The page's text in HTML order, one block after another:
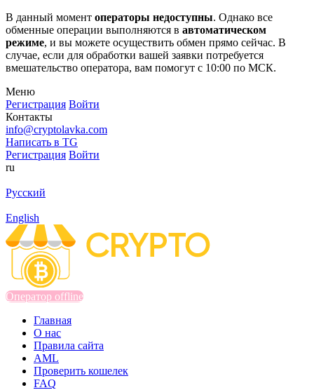
В данный момент операторы недоступны. Однако все
обменные операции выполняются в автоматическом
режиме, и вы можете осуществить обмен прямо сейчас. В
случае, если для обработки вашей заявки потребуется
вмешательство оператора, вам помогут с 10:00 по МСК.
Меню
Регистрация Войти
Контакты
info@cryptolavka.com
Написать в TG
Регистрация Войти
ru
Русский
English
Оператор offline
Главная
О нас
Правила сайта
AML
Проверить кошелек
FAQ